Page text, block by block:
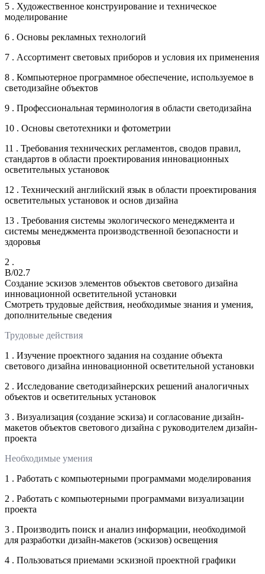
5 . Художественное конструирование и техническое
моделирование
6 . Основы рекламных технологий
7 . Ассортимент световых приборов и условия их применения
8 . Компьютерное программное обеспечение, используемое в
светодизайне объектов
9 . Профессиональная терминология в области светодизайна
10 . Основы светотехники и фотометрии
11 . Требования технических регламентов, сводов правил,
стандартов в области проектирования инновационных
осветительных установок
12 . Технический английский язык в области проектирования
осветительных установок и основ дизайна
13 . Требования системы экологического менеджмента и
системы менеджмента производственной безопасности и
здоровья
2 .
B/02.7
Создание эскизов элементов объектов светового дизайна
инновационной осветительной установки
Смотреть трудовые действия, необходимые знания и умения,
дополнительные сведения
Трудовые действия
1 . Изучение проектного задания на создание объекта
светового дизайна инновационной осветительной установки
2 . Исследование светодизайнерских решений аналогичных
объектов и осветительных установок
3 . Визуализация (создание эскиза) и согласование дизайн-
макетов объектов светового дизайна с руководителем дизайн-
проекта
Необходимые умения
1 . Работать с компьютерными программами моделирования
2 . Работать с компьютерными программами визуализации
проекта
3 . Производить поиск и анализ информации, необходимой
для разработки дизайн-макетов (эскизов) освещения
4 . Пользоваться приемами эскизной проектной графики